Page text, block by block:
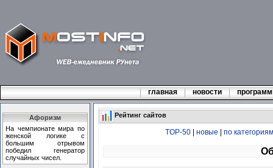
главная новости
Афоризм
На чемпионате мира по
женской логике с
большим отрывом
победил генератор
случайных чисел.
Рейтинг сайтов
TOP-50| новые по категориям